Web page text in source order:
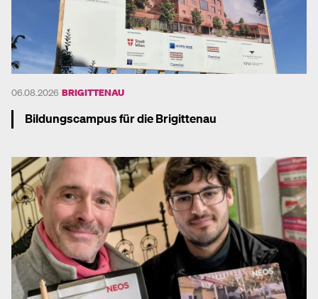
06.08.2026 BRIGITTENAU
Bildungscampus für die Brigittenau